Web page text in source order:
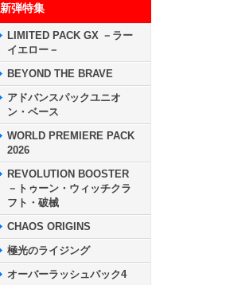
新弾特集
LIMITED PACK GX －ラー
イエロー－
BEYOND THE BRAVE
アドバンスパックユニオ
ン・ベース
WORLD PREMIERE PACK
2026
REVOLUTION BOOSTER
－トゥーン・ウィッチクラ
フト・破械
CHAOS ORIGINS
極光のライジング
オーバーラッシュパック4